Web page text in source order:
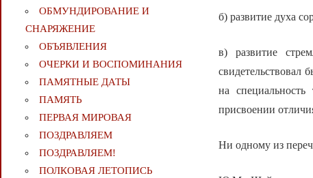
б) развитие духа
в) развитие
свидетельствовал
на
присвоении
Ни одному из
ОБМУНДИРОВАНИЕ И
СНАРЯЖЕНИЕ
ОБЪЯВЛЕНИЯ
ОЧЕРКИ И ВОСПОМИНАНИЯ
ПАМЯТНЫЕ ДАТЫ
ПАМЯТЬ
ПЕРВАЯ МИРОВАЯ
ПОЗДРАВЛЯЕМ
ПОЗДРАВЛЯЕМ!
ПОЛКОВАЯ ЛЕТОПИСЬ